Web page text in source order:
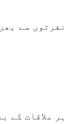
نفرتوں سے
ہر ملاقات کے